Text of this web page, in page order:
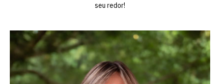
seu redor!